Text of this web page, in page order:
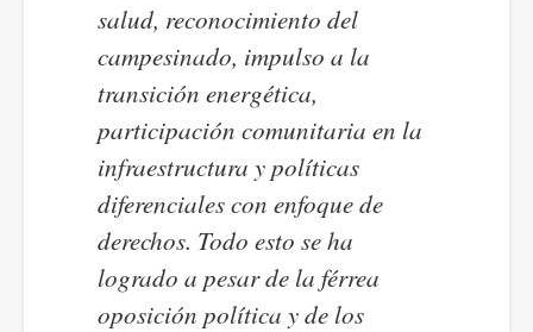
salud, reconocimiento del
campesinado, impulso a la
transición energética,
participación comunitaria en la
infraestructura y políticas
diferenciales con enfoque de
derechos. Todo esto se ha
logrado a pesar de la férrea
oposición política y de los